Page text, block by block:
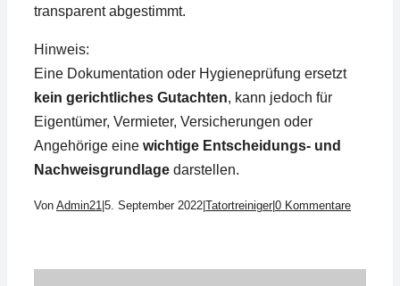
transparent abgestimmt.
Hinweis:
Eine Dokumentation oder Hygieneprüfung ersetzt
kein gerichtliches Gutachten, kann jedoch für
Eigentümer, Vermieter, Versicherungen oder
Angehörige eine wichtige Entscheidungs- und
Nachweisgrundlagedarstellen.
Von Admin21 5. September 2022 Tatortreiniger 0 Kommentare